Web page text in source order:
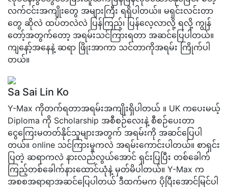
လက်ငင်းအကျိုးတွေ အများကြီး ရရှိပါတယ်။ မရှင်းလင်းတာ
တွေ ဆိုလဲ ထပ်တလဲလဲ ပြန်ကြည့်၊ ပြန်လေ့လာလို့ ရလို့ ကျွန်
တော့်အတွက်တော့ အရမ်းသင်ကြားရတာ အဆင်ပြေပါတယ်။
ကျနော့်အနေနဲ့ ဆရာ ဖြိုးအာကာ သင်တာကိုအရမ်း ကြိုက်ပါ
တယ်။
Sa Sai Lin Ko
Y-Max ကိုတက်ရတာအရမ်းအကျိုးရှိပါတယ် ။ UK ကပေးမယ့်
Diploma ကို Scholarship အစီစဉ်လေးနဲ့ စီစဉ်ပေးတာ
ငွေကြေးမတတ်နိုင်သူများအတွက် အရမ်းကို အဆင်ပြေပါ
တယ်။ online သင်ကြားမှုကလဲ အရမ်းကောင်းပါတယ်။ စာရှင်း
ပြတဲ့ ဆရာကလဲ နားလည်လွယ်အောင် ရှင်းပြပြီး တစ်ခေါက်
ကြည့်တစ်ခေါက်နားထောင်ယုံနဲ့ မှတ်မိပါတယ်။ Y-Max က
အစစအရာရာအဆင်ပြေပါတယ် ဒီထက်မက ပိုပြီးအောင်မြင်ပါ